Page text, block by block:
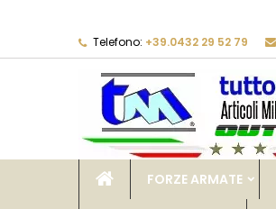
Telefono: +39.0432 29 52 79
FORZE ARMATE